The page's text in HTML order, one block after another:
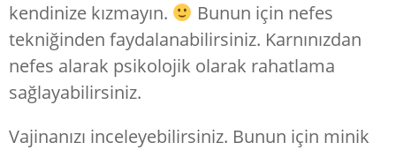
kendinize kızmayın.
Bunun için nefes
tekniğinden faydalanabilirsiniz. Karnınızdan
nefes alarak psikolojik olarak rahatlama
sağlayabilirsiniz.
Vajinanızı inceleyebilirsiniz. Bunun için minik